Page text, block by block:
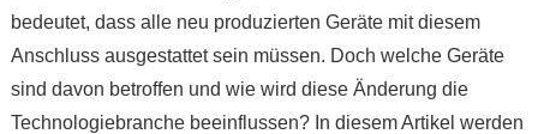
bedeutet, dass alle neu produzierten Geräte mit diesem
Anschluss ausgestattet sein müssen. Doch welche Geräte
sind davon betroffen und wie wird diese Änderung die
Technologiebranche beeinflussen? In diesem Artikel werden